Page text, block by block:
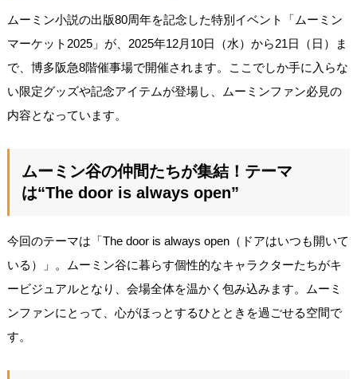
ムーミン小説の出版80周年を記念した特別イベント「ムーミン
マーケット2025」が、2025年12月10日（水）から21日（日）ま
で、博多阪急8階催事場で開催されます。ここでしか手に入らな
い限定グッズや記念アイテムが登場し、ムーミンファン必見の
内容となっています。
ムーミン谷の仲間たちが集結！テーマ
は“The door is always open”
今回のテーマは「The door is always open（ドアはいつも開いて
いる）」。ムーミン谷に暮らす個性的なキャラクターたちがキ
ービジュアルとなり、会場全体を温かく包み込みます。ムーミ
ンファンにとって、心がほっとするひとときを過ごせる空間で
す。